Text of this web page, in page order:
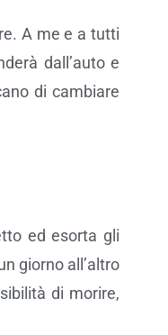
A me e a tutti
dall’auto e
di cambiare
ed esorta gli
giorno all’altro
di morire,